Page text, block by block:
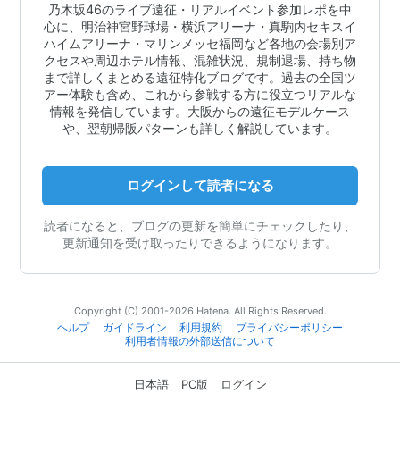
乃木坂46のライブ遠征・リアルイベント参加レポを中
心に、明治神宮野球場・横浜アリーナ・真駒内セキスイ
ハイムアリーナ・マリンメッセ福岡など各地の会場別ア
クセスや周辺ホテル情報、混雑状況、規制退場、持ち物
まで詳しくまとめる遠征特化ブログです。過去の全国ツ
アー体験も含め、これから参戦する方に役立つリアルな
情報を発信しています。大阪からの遠征モデルケース
や、翌朝帰阪パターンも詳しく解説しています。
ログインして読者になる
読者になると、ブログの更新を簡単にチェックしたり、
更新通知を受け取ったりできるようになります。
Copyright (C) 2001-2026 Hatena. All Rights Reserved.
ヘルプ
ガイドライン 利用規約
プライバシーポリシー
利用者情報の外部送信について
日本語 PC版 ログイン